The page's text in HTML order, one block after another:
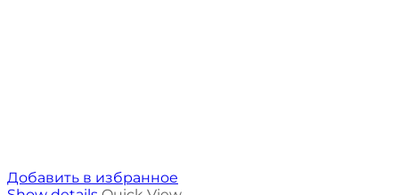
Добавить в избранное